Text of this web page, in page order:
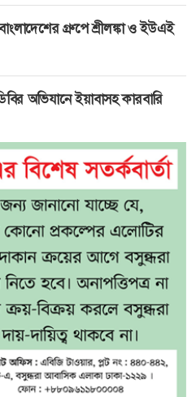
গ্রুপে শ্রীলঙ্কা ও ইউএই
অভিযানে ইয়াবাসহ কারবারি